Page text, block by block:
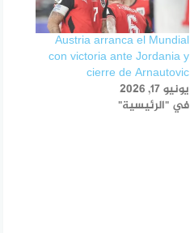
Austria arranca el Mundial
con victoria ante Jordania y
cierre de Arnautovic
يونيو 17, 2026
في "الرئيسية"